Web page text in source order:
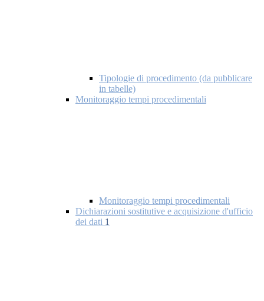
Tipologie di procedimento (da pubblicare
in tabelle)
Monitoraggio tempi procedimentali
Monitoraggio tempi procedimentali
Dichiarazioni sostitutive e acquisizione d'ufficio
dei dati 1